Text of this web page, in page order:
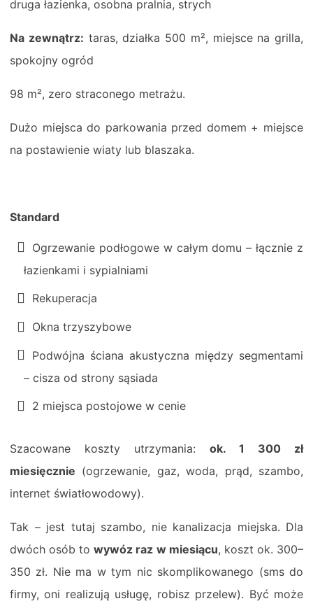
druga łazienka, osobna pralnia, strych
Na zewnątrz: taras, działka 500 m², miejsce na grilla,
spokojny ogród
98 m², zero straconego metrażu.
Dużo miejsca do parkowania przed domem + miejsce
na postawienie wiaty lub blaszaka.
Standard
Ogrzewanie podłogowe w całym domu – łącznie z
łazienkami i sypialniami
Rekuperacja
Okna trzyszybowe
Podwójna ściana akustyczna między segmentami
– cisza od strony sąsiada
2 miejsca postojowe w cenie
Szacowane koszty utrzymania: ok. 1 300 zł
miesięcznie (ogrzewanie, gaz, woda, prąd, szambo,
internet światłowodowy).
Tak – jest tutaj szambo, nie kanalizacja miejska. Dla
dwóch osób towywóz raz w miesiącu, koszt ok. 300–
350 zł. Nie ma w tym nic skomplikowanego (sms do
firmy, oni realizują usługę, robisz przelew). Być może